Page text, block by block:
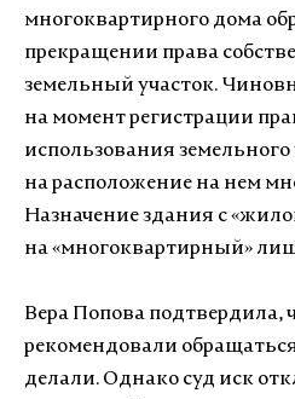
многоквартирного дома
прекращении права
земельный участок.
на момент регистрации
использования земельного
на расположение на нем
Назначение здания с
на «многоквартирный»
Вера Попова подтвердила,
рекомендовали
делали. Однако суд иск